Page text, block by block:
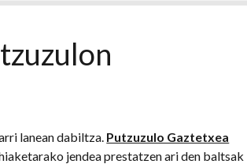
lanean dabiltza. Putzuzulo Gaztetxea
jendea prestatzen ari den baltsak